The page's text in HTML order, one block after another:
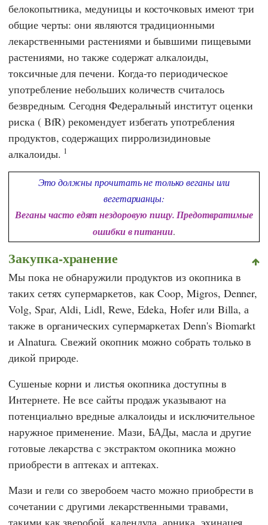
белокопытника, медуницы и косточковых имеют три
общие черты: они являются традиционными
лекарственными растениями и бывшими пищевыми
растениями, но также содержат алкалоиды,
токсичные для печени. Когда-то периодическое
употребление небольших количеств считалось
безвредным. Сегодня Федеральный институт оценки
риска ( BfR) рекомендует избегать употребления
продуктов, содержащих пирролизидиновые
алкалоиды. 1
Это должны прочитать не только веганы или
вегетарианцы:
Веганы часто едят нездоровую пищу. Предотвратимые
ошибки в питании.
Закупка-хранение
Мы пока не обнаружили продуктов из окопника в
таких сетях супермаркетов, какCoop,Migros, Denner,
Volg, Spar,Aldi,Lidl, Rewe, Edeka,Hoferили Billa, а
также в органических супермаркетахDenn's Biomarkt
и Alnatura. Свежий окопник можно собрать только в
дикой природе.
Сушеные корни и листья окопника доступны в
Интернете. Не все сайты продаж указывают на
потенциально вредные алкалоиды и исключительное
наружное применение. Мази, БАДы, масла и другие
готовые лекарства с экстрактом окопника можно
приобрести в аптеках и аптеках.
Мази и гели со зверобоем часто можно приобрести в
сочетании с другими лекарственными травами,
такими как зверобой, календула, арника, эхинацея